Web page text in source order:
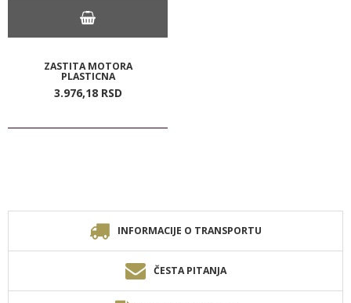
ZASTITA MOTORA
PLASTICNA
3.976,18 RSD
INFORMACIJE O TRANSPORTU
ČESTA PITANJA